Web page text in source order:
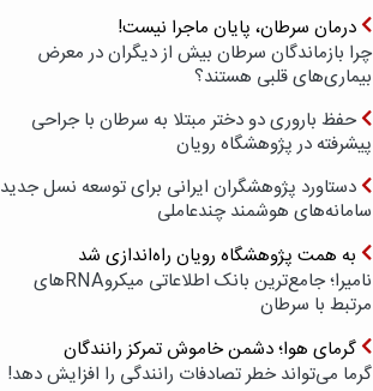
درمان سرطان، پایان ماجرا نیست!
چرا بازماندگان سرطان بیش از دیگران در معرض
بیماری‌های قلبی هستند؟
حفظ باروری دو دختر مبتلا به سرطان با جراحی
پیشرفته در پژوهشگاه رویان
دستاورد پژوهشگران ایرانی برای توسعه نسل جدید
سامانه‌های هوشمند چندعاملی
به همت پژوهشگاه رویان راه‌اندازی شد
نامیرا؛ جامع‌ترین بانک اطلاعاتی میکروRNAهای
مرتبط با سرطان
گرمای هوا؛ دشمن خاموش تمرکز رانندگان
گرما می‌تواند خطر تصادفات رانندگی را افزایش دهد!